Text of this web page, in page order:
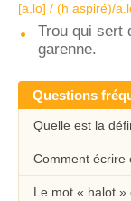
[a.lo] / (h aspiré)/
Trou qui sert
garenne.
Questions
Quelle est la
Comment écrire
Le mot « halot »